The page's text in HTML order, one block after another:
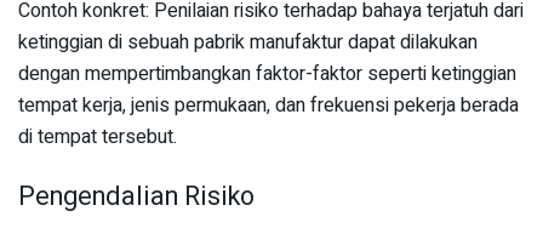
Contoh konkret: Penilaian risiko terhadap bahaya terjatuh dari
ketinggian di sebuah pabrik manufaktur dapat dilakukan
dengan mempertimbangkan faktor-faktor seperti ketinggian
tempat kerja, jenis permukaan, dan frekuensi pekerja berada
di tempat tersebut.
Pengendalian Risiko